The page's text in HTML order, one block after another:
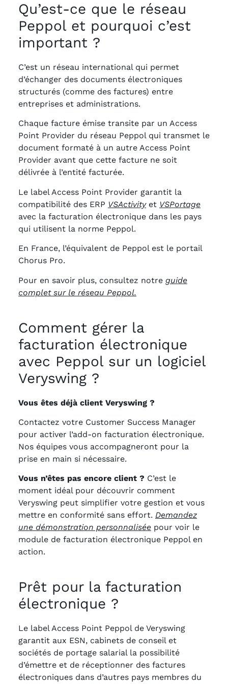
Qu’est-ce que le réseau
Peppol et pourquoi c’est
important ?
C’est un réseau international qui permet
d’échanger des documents électroniques
structurés (comme des factures) entre
entreprises et administrations.
Chaque facture émise transite par un Access
Point Provider du réseau Peppol qui transmet le
document formaté à un autre Access Point
Provider avant que cette facture ne soit
délivrée à l’entité facturée.
Le label Access Point Provider garantit la
compatibilité des ERP VSActivityet VSPortage
avec la facturation électronique dans les pays
qui utilisent la norme Peppol.
En France, l’équivalent de Peppol est le portail
Chorus Pro.
Pour en savoir plus, consultez notre guide
complet sur le réseau Peppol.
Comment gérer la
facturation électronique
avec Peppol sur un logiciel
Veryswing ?
Vous êtes déjà client Veryswing ?
Contactez votre Customer Success Manager
pour activer l’add-on facturation électronique.
Nos équipes vous accompagneront pour la
prise en main si nécessaire.
Vous n’êtes pas encore client ? C’est le
moment idéal pour découvrir comment
Veryswing peut simplifier votre gestion et vous
mettre en conformité sans effort. Demandez
une démonstration personnalisée pour voir le
module de facturation électronique Peppol en
action.
Prêt pour la facturation
électronique ?
Le label Access Point Peppol de Veryswing
garantit aux ESN, cabinets de conseil et
sociétés de portage salarial la possibilité
d’émettre et de réceptionner des factures
électroniques dans d’autres pays membres du